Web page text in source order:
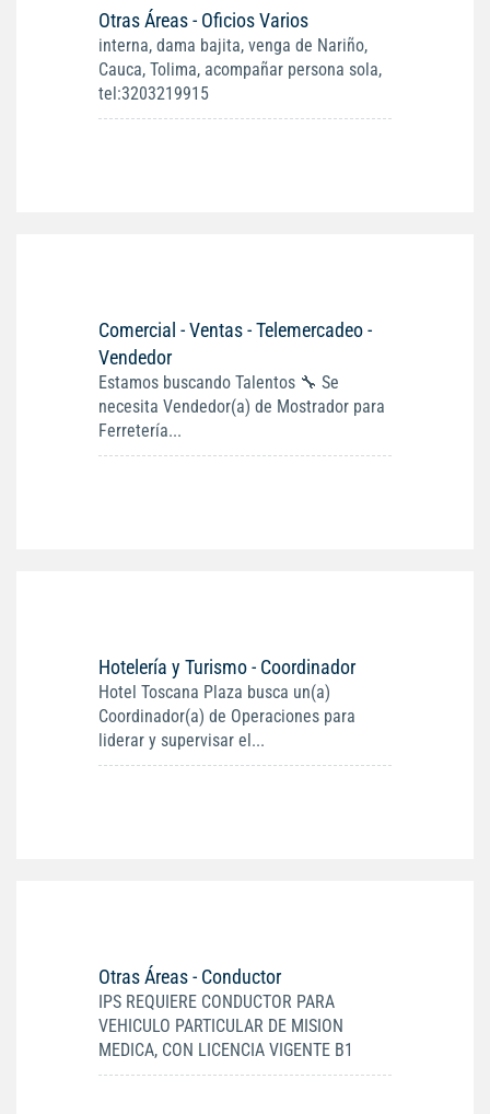
Otras Áreas - Oficios Varios
interna, dama bajita, venga de Nariño,
Cauca, Tolima, acompañar persona sola,
tel:3203219915
Comercial - Ventas - Telemercadeo -
Vendedor
Estamos buscando Talentos 🔧 Se
necesita Vendedor(a) de Mostrador para
Ferretería...
Hotelería y Turismo - Coordinador
Hotel Toscana Plaza busca un(a)
Coordinador(a) de Operaciones para
liderar y supervisar el...
Otras Áreas - Conductor
IPS REQUIERE CONDUCTOR PARA
VEHICULO PARTICULAR DE MISION
MEDICA, CON LICENCIA VIGENTE B1